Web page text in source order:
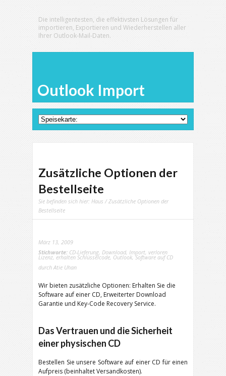
Die intelligentesten, die effektivsten Lösungen für
importieren, Exportieren und Wiederherstellen aller
Ihrer Outlook-Mail-Daten.
Outlook Import
Zusätzliche Optionen der
Bestellseite
Sie befinden sich hier: Haus / Zusätzliche Optionen der
Bestellseite
März 13, 2009
Stichworte: CD-Lieferung, Download, Import, verloren
Lizenz, erhalten Schlüsselcode, Outlook, Software auf CD
durch Atie Uhan
Wir bieten zusätzliche Optionen: Erhalten Sie die
Software auf einer CD, Erweiterter Download
Garantie und Key-Code Recovery Service.
Das Vertrauen und die Sicherheit
einer physischen CD
Bestellen Sie unsere Software auf einer CD für einen
Aufpreis (beinhaltet Versandkosten).